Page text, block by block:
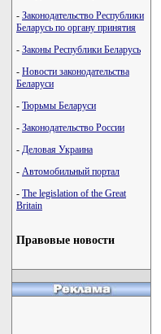
- Законодательство Республики
Беларусь по органу принятия
- Законы Республики Беларусь
- Новости законодательства
Беларуси
- Тюрьмы Беларуси
- Законодательство России
- Деловая Украина
- Автомобильный портал
- The legislation of the Great
Britain
Правовые новости